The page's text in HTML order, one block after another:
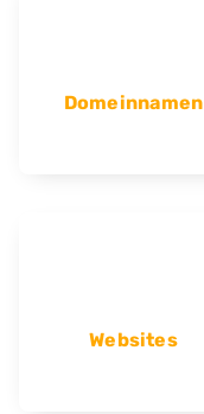
Domeinnamen
Websites